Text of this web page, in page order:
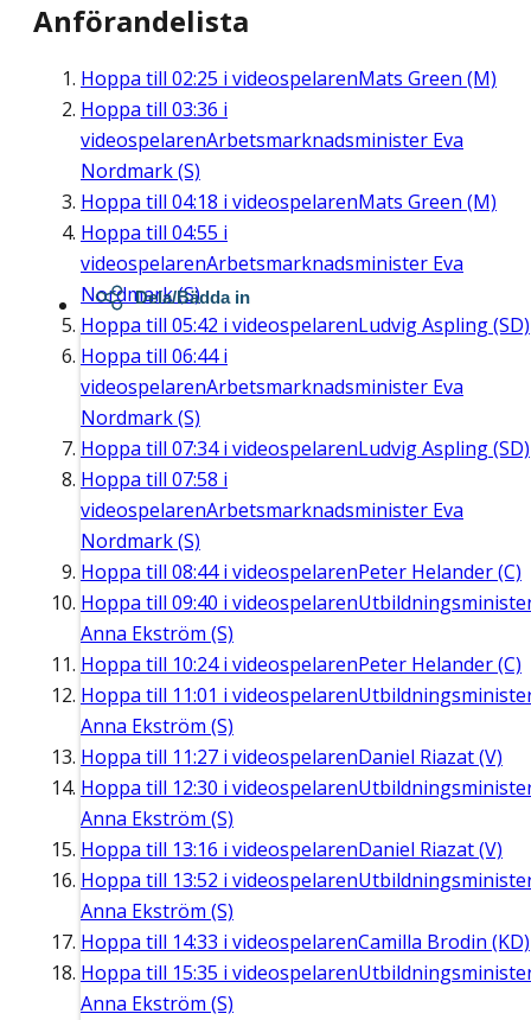
Anförandelista
Hoppa till 02:25 i videospelarenMats Green (M)
Hoppa till 03:36 i
videospelarenArbetsmarknadsminister Eva
Nordmark (S)
Hoppa till 04:18 i videospelarenMats Green (M)
Hoppa till 04:55 i
videospelarenArbetsmarknadsminister Eva
Nordmark (S)
Hoppa till 05:42 i videospelarenLudvig Aspling (SD)
Hoppa till 06:44i
videospelarenArbetsmarknadsminister Eva
Nordmark (S)
Hoppa till 07:34i videospelarenLudvig Aspling (SD)
Hoppa till 07:58 i
videospelarenArbetsmarknadsminister Eva
Nordmark (S)
Hoppa till 08:44i videospelarenPeter Helander (C)
Hoppa till 09:40 i videospelaren
Anna Ekström (S)
Hoppa till 10:24i videospelarenPeter Helander (C)
Hoppa till 11:01 i videospelaren
Anna Ekström (S)
Hoppa till 11:27 i videospelarenDaniel Riazat (V)
Hoppa till 12:30 i videospelaren
Anna Ekström (S)
Hoppa till 13:16 i videospelarenDaniel Riazat (V)
Hoppa till 13:52 i videospelaren
Anna Ekström (S)
Hoppa till 14:33 i videospelarenCamilla Brodin (KD)
Hoppa till 15:35 i videospelaren
Anna Ekström (S)
Dela/Bädda in